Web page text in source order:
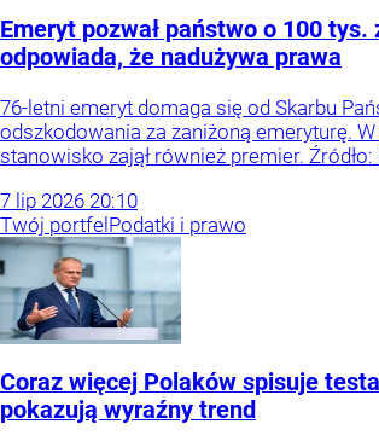
Emeryt pozwał państwo o 100 tys.
odpowiada, że nadużywa prawa
76-letni emeryt domaga się od Skarbu
odszkodowania za zaniżoną emeryturę.
stanowisko zajął również premier.
7 lip 2026 20:10
Twój portfelPodatki i prawo
Coraz więcej Polaków spisuje
pokazują wyraźny trend